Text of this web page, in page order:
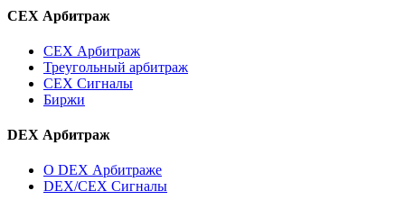
CEX Арбитраж
CEX Арбитраж
Треугольный арбитраж
CEX Сигналы
Биржи
DEX Арбитраж
О DEX Арбитраже
DEX/CEX Сигналы